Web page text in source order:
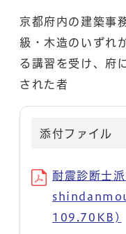
京都府内の建築事
級・木造のいずれ
る講習を受け、府
された者
添付ファイル
耐震診断士
109.70KB)